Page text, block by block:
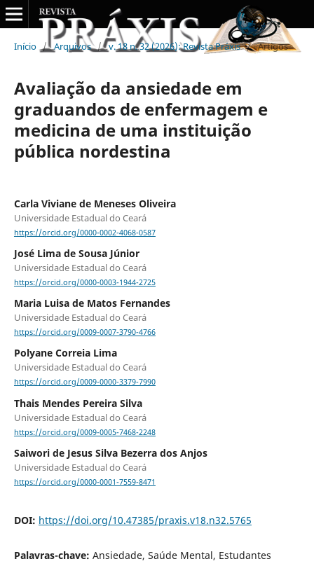
Início / Arquivos / v. 18 n. 32 (2026): Revista Práxis / Artigos
Avaliação da ansiedade em
graduandos de enfermagem e
medicina de uma instituição
pública nordestina
Carla Viviane de Meneses Oliveira
Universidade Estadual do Ceará
https://orcid.org/0000-0002-4068-0587
José Lima de Sousa Júnior
Universidade Estadual do Ceará
https://orcid.org/0000-0003-1944-2725
Maria Luisa de Matos Fernandes
Universidade Estadual do Ceará
https://orcid.org/0009-0007-3790-4766
Polyane Correia Lima
Universidade Estadual do Ceará
https://orcid.org/0009-0000-3379-7990
Thais Mendes Pereira Silva
Universidade Estadual do Ceará
https://orcid.org/0009-0005-7468-2248
Saiwori de Jesus Silva Bezerra dos Anjos
Universidade Estadual do Ceará
https://orcid.org/0000-0001-7559-8471
DOI: https://doi.org/10.47385/praxis.v18.n32.5765
Palavras-chave: Ansiedade, Saúde Mental, Estudantes